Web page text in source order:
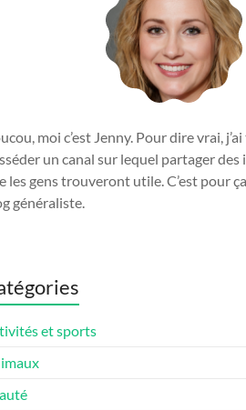
moi c’est Jenny. Pour dire vrai,
un canal sur lequel partager
les gens trouveront utile. C’est pour ça
généraliste.
et sports